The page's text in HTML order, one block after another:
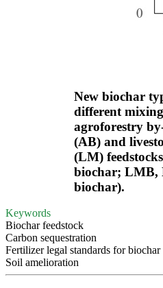
New biochar
different
agroforestry
(AB) and
(LM)
biochar; LMB,
biochar).
Keywords
Biochar feedstock
Carbon sequestration
Fertilizer legal standards for biochar
Soil amelioration